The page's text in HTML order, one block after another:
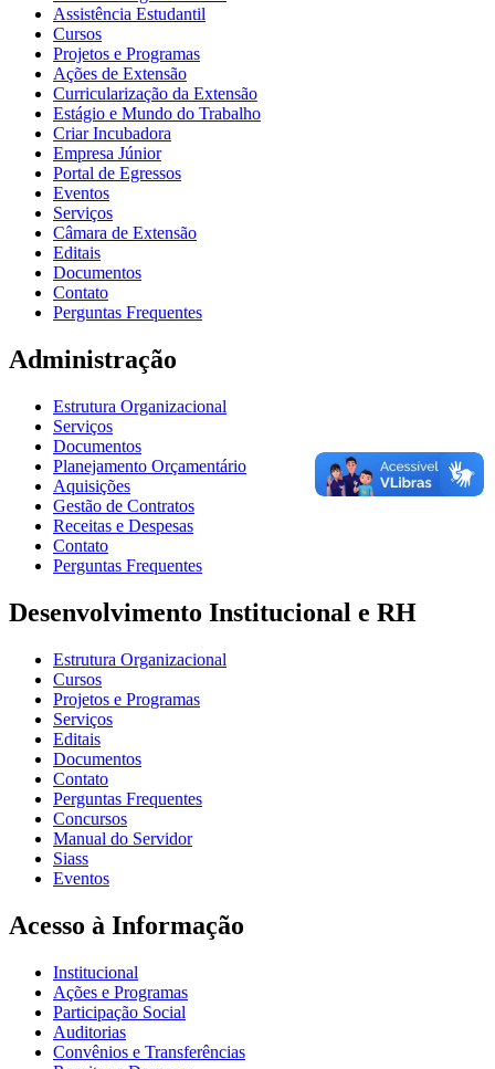
Assistência Estudantil
Cursos
Projetos e Programas
Ações de Extensão
Curricularização da Extensão
Estágio e Mundo do Trabalho
Criar Incubadora
Empresa Júnior
Portal de Egressos
Eventos
Serviços
Câmara de Extensão
Editais
Documentos
Contato
Perguntas Frequentes
Administração
Estrutura Organizacional
Serviços
Documentos
Planejamento Orçamentário
Aquisições
Gestão de Contratos
Receitas e Despesas
Contato
Perguntas Frequentes
Desenvolvimento Institucional e RH
Estrutura Organizacional
Cursos
Projetos e Programas
Serviços
Editais
Documentos
Contato
Perguntas Frequentes
Concursos
Manual do Servidor
Siass
Eventos
Acesso à Informação
Institucional
Ações e Programas
Participação Social
Auditorias
Convênios e Transferências